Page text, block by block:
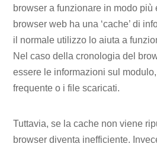
browser a funzionare in modo più
browser web ha una ‘cache’ di
il normale utilizzo lo aiuta a
Nel caso della cronologia del
essere le informazioni sul
frequente o i file scaricati.
Tuttavia, se la cache non viene
browser diventa inefficiente.